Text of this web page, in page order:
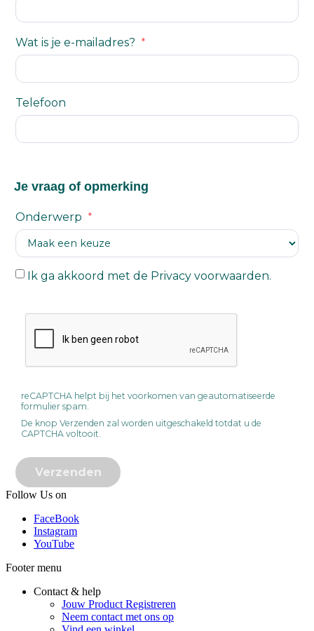
Wat is je e-mailadres?
Telefoon
Je vraag of opmerking
Onderwerp
Ik ga akkoord met de Privacy voorwaarden.
reCAPTCHA helpt bij het voorkomen van geautomatiseerde
formulier spam.
De knop Verzenden zal worden uitgeschakeld totdat u de
CAPTCHA voltooit.
Follow Us on
FaceBook
Instagram
YouTube
Footer menu
Contact & help
Jouw Product Registreren
Neem contact met ons op